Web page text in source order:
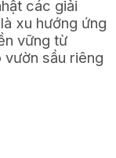
các giải
xu hướng ứng
vững từ
vườn sầu riêng